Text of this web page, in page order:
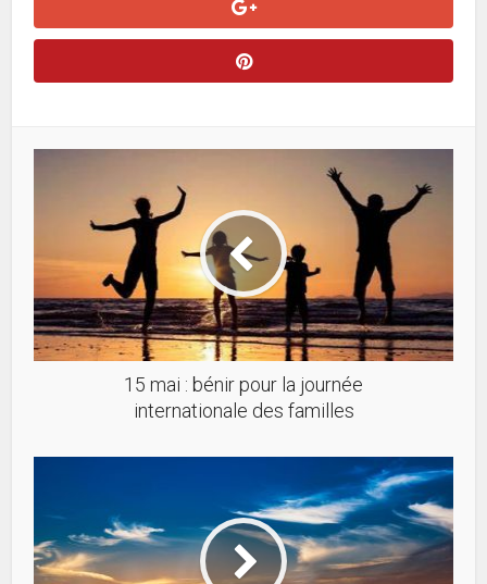
15 mai : bénir pour la journée
internationale des familles